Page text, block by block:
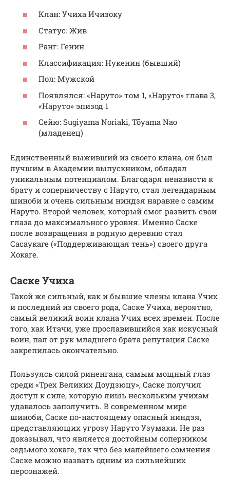
Клан: Учиха Ичизоку
Статус: Жив
Ранг: Генин
Классификация: Нукенин (бывший)
Пол: Мужской
Появлялся: «Наруто» том 1, «Наруто» глава 3,
«Наруто» эпизод 1
Сейю: Sugiyama Noriaki, Tōyama Nao
(младенец)
Единственный выживший из своего клана, он был
лучшим в Академии выпускником, обладал
уникальным потенциалом. Благодаря ненависти к
брату и соперничеству с Наруто, стал легендарным
шиноби и очень сильным ниндзя наравне с самим
Наруто. Второй человек, который смог развить свои
глаза до максимального уровня. Именно Саске
после возвращения в родную деревню стал
Сасаукаге («Поддерживающая тень») своего друга
Хокаге.
Саске Учиха
Такой же сильный, как и бывшие члены клана Учих
и последний из своего рода, Саске Учиха, вероятно,
самый великий воин клана Учих всех времен. После
того, как Итачи, уже прославившийся как искусный
воин, пал от рук младшего брата репутация Саске
закрепилась окончательно.
Пользуясь силой риненгана, самым мощный глаз
среди «Трех Великих Доудзюцу», Саске получил
доступ к силе, которую лишь нескольким учихам
удавалось заполучить. В современном мире
шиноби, Саске по-настоящему опасный ниндзя,
представляющих угрозу Наруто Узумаки. Не раз
доказывал, что является достойным соперником
седьмого хокаге, так что без малейшего сомнения
Саске можно назвать одним из сильнейших
персонажей.